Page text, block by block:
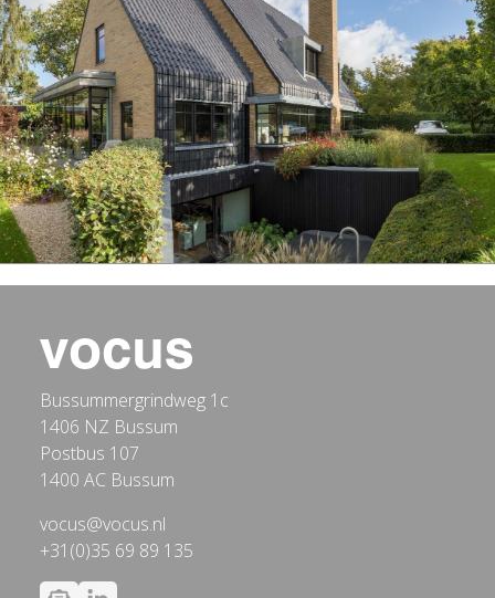
Bussummergrindweg 1c
1406 NZ Bussum
Postbus 107
1400 AC Bussum
vocus@vocus.nl
+31(0)35 69 89 135